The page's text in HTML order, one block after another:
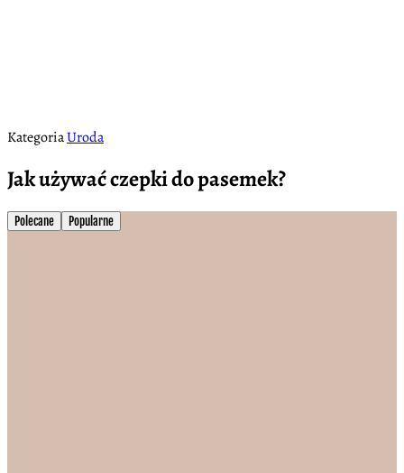
KategoriaUroda
Jak używać czepki do pasemek?
Polecane Popularne